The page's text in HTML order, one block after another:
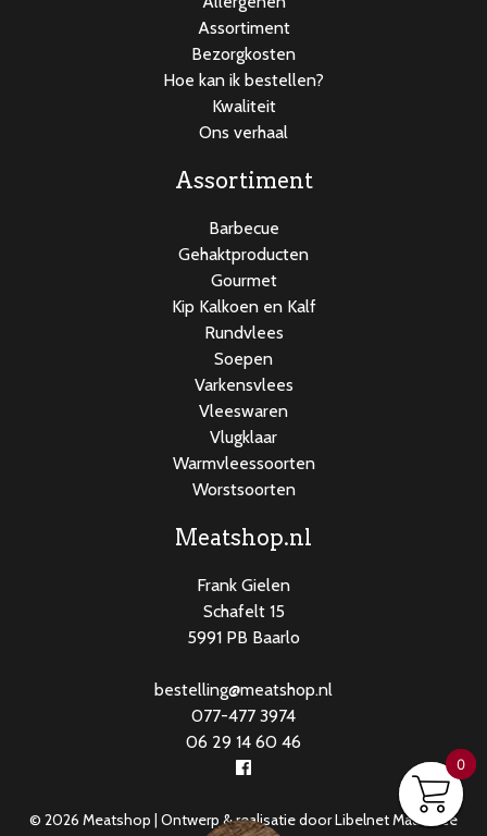
Assortiment
Bezorgkosten
Hoe kan ik bestellen?
Kwaliteit
Ons verhaal
Assortiment
Barbecue
Gehaktproducten
Gourmet
Kip Kalkoen en Kalf
Rundvlees
Soepen
Varkensvlees
Vleeswaren
Vlugklaar
Warmvleessoorten
Worstsoorten
Meatshop.nl
Frank Gielen
Schafelt 15
5991 PB Baarlo
bestelling@meatshop.nl
077-477 3974
06 29 14 60 46
© 2026 Meatshop | Ontwerp & realisatie doorLibelnet Maasbree
0
0